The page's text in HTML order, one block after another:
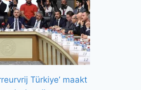
Türkiye’ maakt